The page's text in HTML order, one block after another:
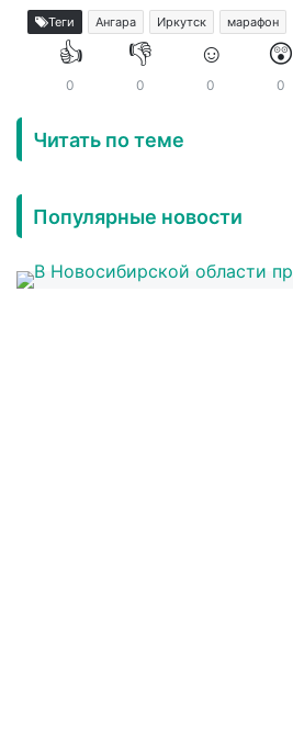
Теги Ангара Иркутск марафон
👍
0
👎
0
☺️
0
😲
0
Читать по теме
Популярные новости